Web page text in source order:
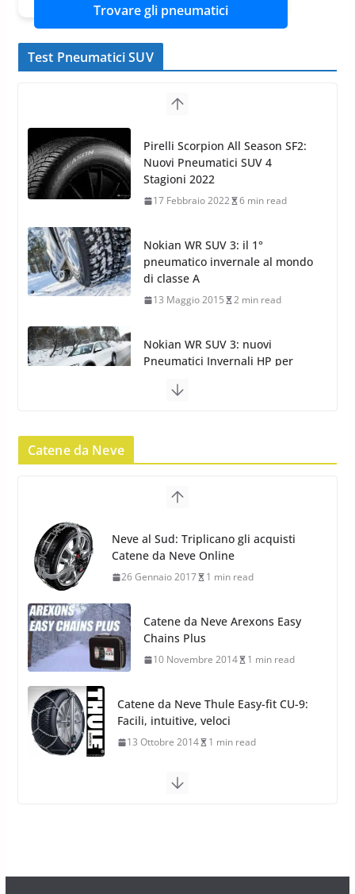
Trovare gli pneumatici
Test Pneumatici SUV
Nokian WR SUV 3: il 1°
pneumatico invernale al mondo
di classe A
13 Maggio 2015 2 min read
Nokian WR SUV 3: nuovi
Pneumatici Invernali HP per
condizioni invernali difficili
23 Aprile 2013 9 min read
Yokohama Geolandar G073: nuovi pneumatici
invernali SUV
2 min read
17 Febbraio 2022 6 min read
Stagioni 2022
17 Febbraio 2022
Catene da Neve
Catene da Neve Arexons Easy
Chains Plus
10 Novembre 2014 1 min read
Catene da Neve Thule Easy-fit CU-9:
Facili, intuitive, veloci
13 Ottobre 2014 1 min read
Calze da Neve Arexocks by
Arexons
26 Ottobre 2013 1 min read
Calze da Neve per Auto 2025: